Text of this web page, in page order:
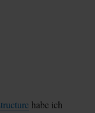
habe ich